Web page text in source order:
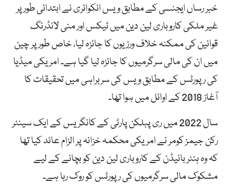
خبر رساں ایجنسی کے مطابق ویس انکوائری نے ابتدائی طور پر
غیر ملکی کاروباری لین دین میں ٹیکس اور منی لانڈرنگ
قوانین کی ممکنہ خلاف ورزیوں کا جائزہ لیا، خاص طور پر چین
میں ان کی مالی سرگرمیوں کا جائزہ لیا گیا ہے۔ امریکی میڈیا
کی رپورٹس کے مطابق ویس کی سربراہی میں تحقیقات کا
آغاز 2018 کے اوائل میں ہوا تھا۔
سال 2022 میں ری پبلکن پارٹی کے کانگریس کے ایک سینئر
رکن جیمز کومر نے امریکی محکمہ خزانہ پر الزام عائد کیا تھا
کہ وہ ہنٹر بائیڈن کے کاروباری لین دین کو بچانے کے لیے
مشکوک مالی سرگرمیوں کی رپورٹس کو روک رہا ہے۔